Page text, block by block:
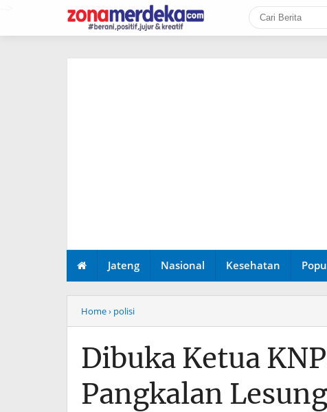
Jateng Nasional Kesehatan
Home› polisi
Dibuka Ketua
Pangkalan